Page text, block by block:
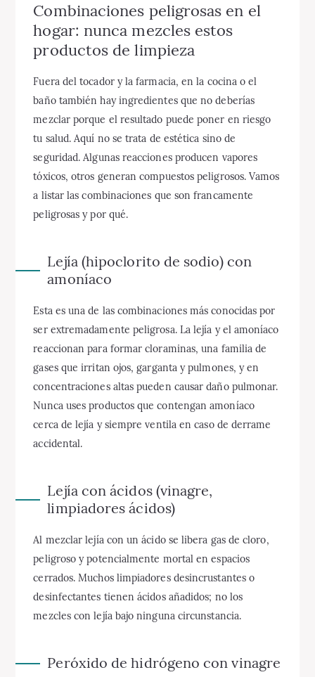
Combinaciones peligrosas en el
hogar: nunca mezcles estos
productos de limpieza
Fuera del tocador y la farmacia, en la cocina o el
baño también hay ingredientes que no deberías
mezclar porque el resultado puede poner en riesgo
tu salud. Aquí no se trata de estética sino de
seguridad. Algunas reacciones producen vapores
tóxicos, otros generan compuestos peligrosos. Vamos
a listar las combinaciones que son francamente
peligrosas y por qué.
Lejía (hipoclorito de sodio) con
amoníaco
Esta es una de las combinaciones más conocidas por
ser extremadamente peligrosa. La lejía y el amoníaco
reaccionan para formar cloraminas, una familia de
gases que irritan ojos, garganta y pulmones, y en
concentraciones altas pueden causar daño pulmonar.
Nunca uses productos que contengan amoníaco
cerca de lejía y siempre ventila en caso de derrame
accidental.
Lejía con ácidos (vinagre,
limpiadores ácidos)
Al mezclar lejía con un ácido se libera gas de cloro,
peligroso y potencialmente mortal en espacios
cerrados. Muchos limpiadores desincrustantes o
desinfectantes tienen ácidos añadidos; no los
mezcles con lejía bajo ninguna circunstancia.
Peróxido de hidrógeno con vinagre